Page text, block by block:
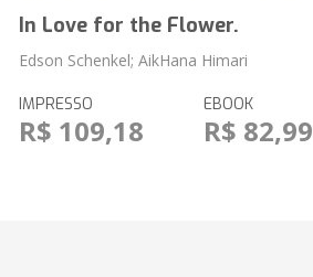
In Love for the Flower.
Edson Schenkel; AikHana Himari
IMPRESSO
R$ 109,18
EBOOK
R$ 82,99